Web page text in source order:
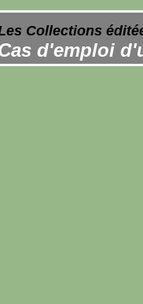
Collections
d'emploi